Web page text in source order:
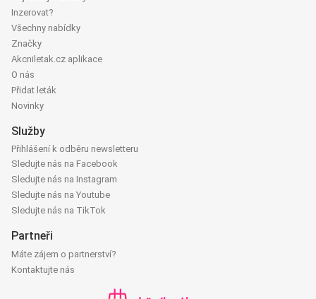
Inzerovat?
Všechny nabídky
Značky
Akcniletak.cz aplikace
O nás
Přidat leták
Novinky
Služby
Přihlášení k odběru newsletteru
Sledujte nás na Facebook
Sledujte nás na Instagram
Sledujte nás na Youtube
Sledujte nás na TikTok
Partneři
Máte zájem o partnerství?
Kontaktujte nás